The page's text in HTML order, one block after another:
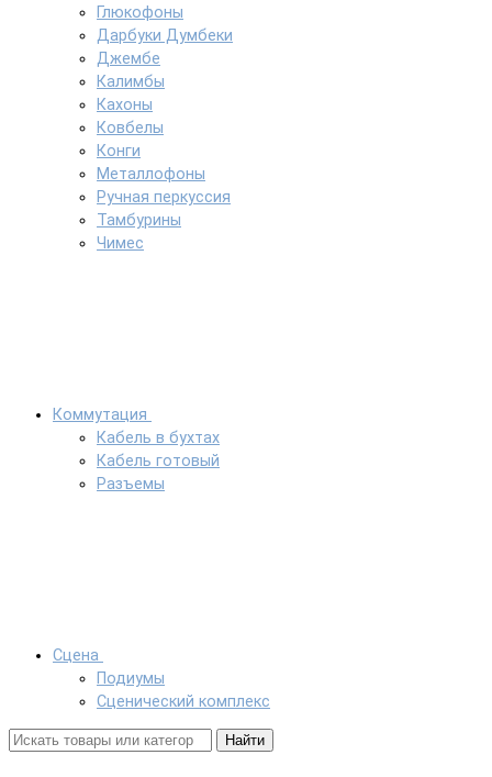
Глюкофоны
Дарбуки Думбеки
Джембе
Калимбы
Кахоны
Ковбелы
Конги
Металлофоны
Ручная перкуссия
Тамбурины
Чимес
Коммутация
Кабель в бухтах
Кабель готовый
Разъемы
Сцена
Подиумы
Сценический комплекс
Найти